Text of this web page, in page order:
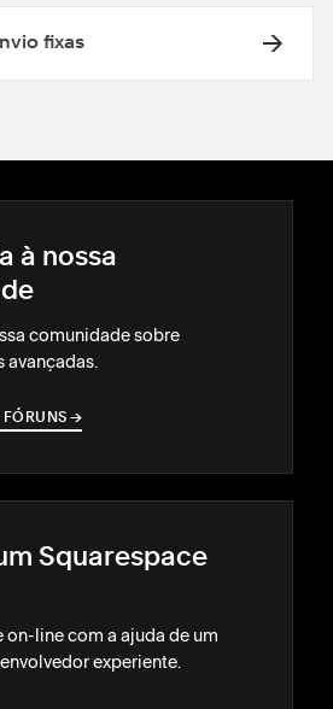
fixas
à nossa
comunidade sobre
avançadas.
→
→
Squarespace
on-line com a ajuda de um
experiente.